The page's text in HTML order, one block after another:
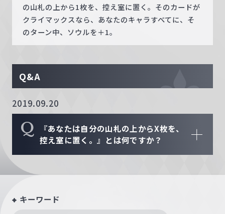
の山札の上から1枚を、控え室に置く。そのカードが
クライマックスなら、あなたのキャラすべてに、そ
のターン中、ソウルを＋1。
Q&A
2019.09.20
Q
『あなたは自分の山札の上からX枚を、
控え室に置く。』とは何ですか？
キーワード